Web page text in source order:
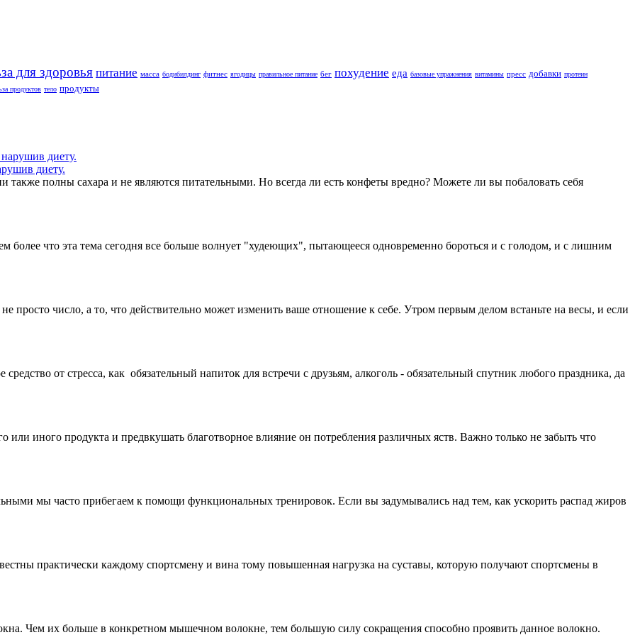
для здоровья питание масса бодибилдинг фитнес ягодицы правильное питание бег похудение еда базовые упражнения витамины пресс добавки протеин
продуктов тело продукты
диету.
полны сахара и не являются питательными. Но всегда ли есть конфеты вредно? Можете ли вы побаловать себя
что эта тема сегодня все больше волнует "худеющих", пытающееся одновременно бороться и с голодом, и с лишним
просто число, а то, что действительно может изменить ваше отношение к себе. Утром первым делом встаньте на весы, и если
от стресса, как обязательный напиток для встречи с друзьям, алкоголь - обязательный спутник любого праздника, да
иного продукта и предвкушать благотворное влияние он потребления различных яств. Важно только не забыть что
мы часто прибегаем к помощи функциональных тренировок. Если вы задумывались над тем, как ускорить распад жиров
практически каждому спортсмену и вина тому повышенная нагрузка на суставы, которую получают спортсмены в
Чем их больше в конкретном мышечном волокне, тем большую силу сокращения способно проявить данное волокно.